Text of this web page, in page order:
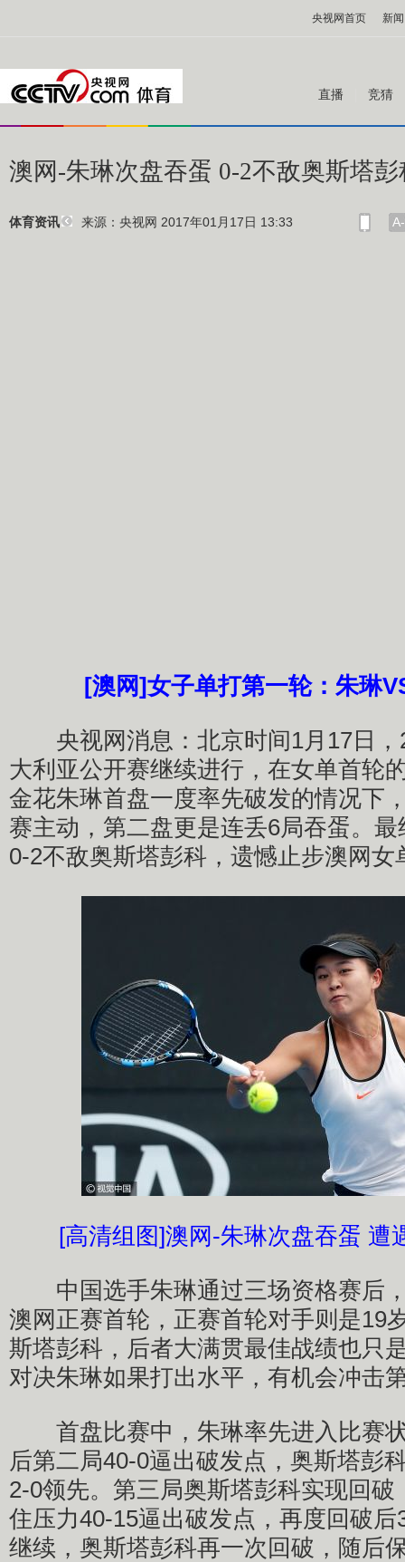
央视网首页 新闻
直播 竞猜
澳网-朱琳次盘吞蛋 0-2不敌奥斯塔
体育资讯 来源：央视网 2017年01月17日 13:33 A-
[澳网]女子单打第一轮：朱琳
央视网消息：北京时间1月17日，
大利亚公开赛继续进行，在女单首轮
金花朱琳首盘一度率先破发的情况下
赛主动，第二盘更是连丢6局吞蛋。
0-2不敌奥斯塔彭科，遗憾止步澳网女
[高清组图]澳网-朱琳次盘吞蛋 遭
中国选手朱琳通过三场资格赛后
澳网正赛首轮，正赛首轮对手则是19
斯塔彭科，后者大满贯最佳战绩也只
对决朱琳如果打出水平，有机会冲击
首盘比赛中，朱琳率先进入比赛
后第二局40-0逼出破发点，奥斯塔彭
2-0领先。第三局奥斯塔彭科实现回破
住压力40-15逼出破发点，再度回破
继续，奥斯塔彭科再一次回破，随后